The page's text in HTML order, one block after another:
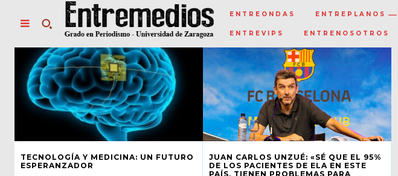
ENTREONDAS ENTREPLANOS
ENTREVIPS ENTRENOSOTROS
TECNOLOGÍA Y MEDICINA: UN FUTURO
ESPERANZADOR
JUAN CARLOS UNZUÉ: «SÉ QUE EL 95%
DE LOS PACIENTES DE ELA EN ESTE
PAÍS, TIENEN PROBLEMAS PARA